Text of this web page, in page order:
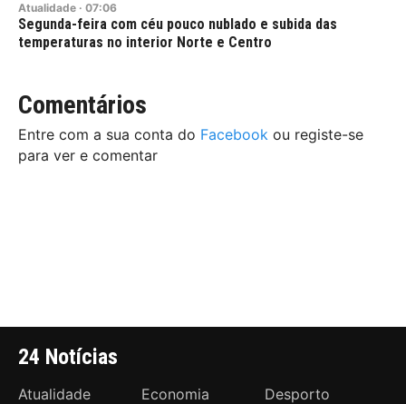
Atualidade · 07:06
Segunda-feira com céu pouco nublado e subida das
temperaturas no interior Norte e Centro
Comentários
Entre com a sua conta do Facebook ou registe-se
para ver e comentar
24 Notícias
Atualidade Economia Desporto